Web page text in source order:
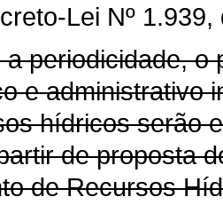
Lei Nº
a periodicidade,
e administrativo
hídricos serão
de proposta
de Recursos